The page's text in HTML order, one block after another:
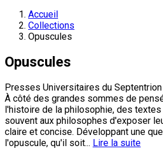
Accueil
Collections
Opuscules
Opuscules
Presses Universitaires du Septentrion
À côté des grandes sommes de
l'histoire de la philosophie, des
souvent aux philosophes d'exposer
claire et concise. Développant une
l'opuscule, qu'il soit... Lire la suite